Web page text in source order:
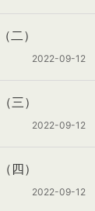
（二）
2022-09-12
（三）
2022-09-12
（四）
2022-09-12